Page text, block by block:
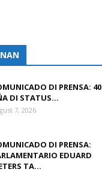
DI PRENSA: 40
DI STATUS...
7, 2026
DI PRENSA:
EDUARD
TA...